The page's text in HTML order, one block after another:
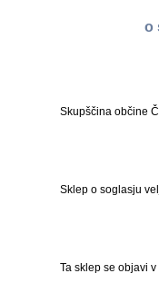
o
Skupščina občine
Sklep o soglasju
Ta sklep se objavi